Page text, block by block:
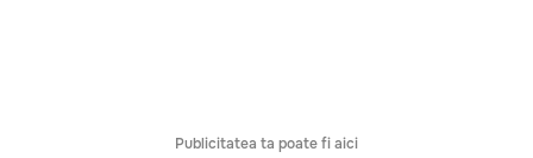
Publicitatea ta poate fi aici